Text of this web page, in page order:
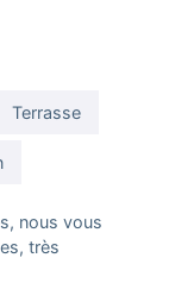
Terrasse
nous vous
très